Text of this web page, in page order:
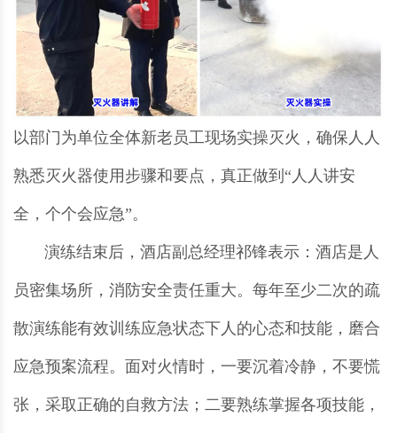
以部门为单位全体新老员工现场实操灭火，确保人人
熟悉灭火器使用步骤和要点，真正做到“人人讲安
全，个个会应急”。
演练结束后，酒店副总经理祁锋表示：酒店是人
员密集场所，消防安全责任重大。每年至少二次的疏
散演练能有效训练应急状态下人的心态和技能，磨合
应急预案流程。面对火情时，一要沉着冷静，不要慌
张，采取正确的自救方法；二要熟练掌握各项技能，